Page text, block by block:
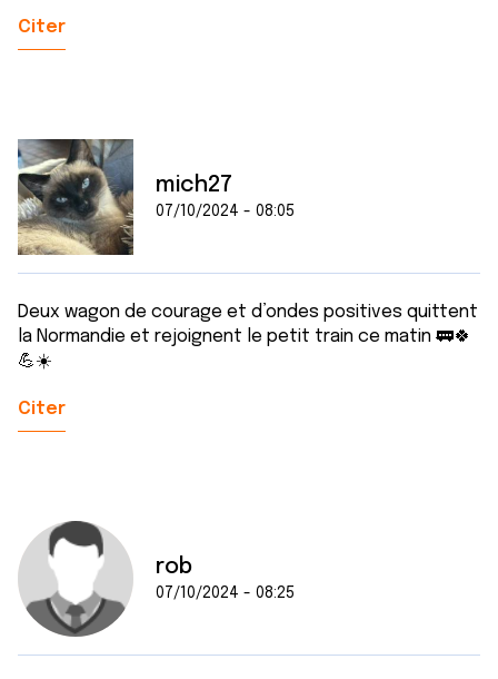
Citer
mich27
07/10/2024 - 08:05
Deux wagon de courage et d’ondes positives quittent
la Normandie et rejoignent le petit train ce matin 🚃🍀
💪☀️
Citer
rob
07/10/2024 - 08:25